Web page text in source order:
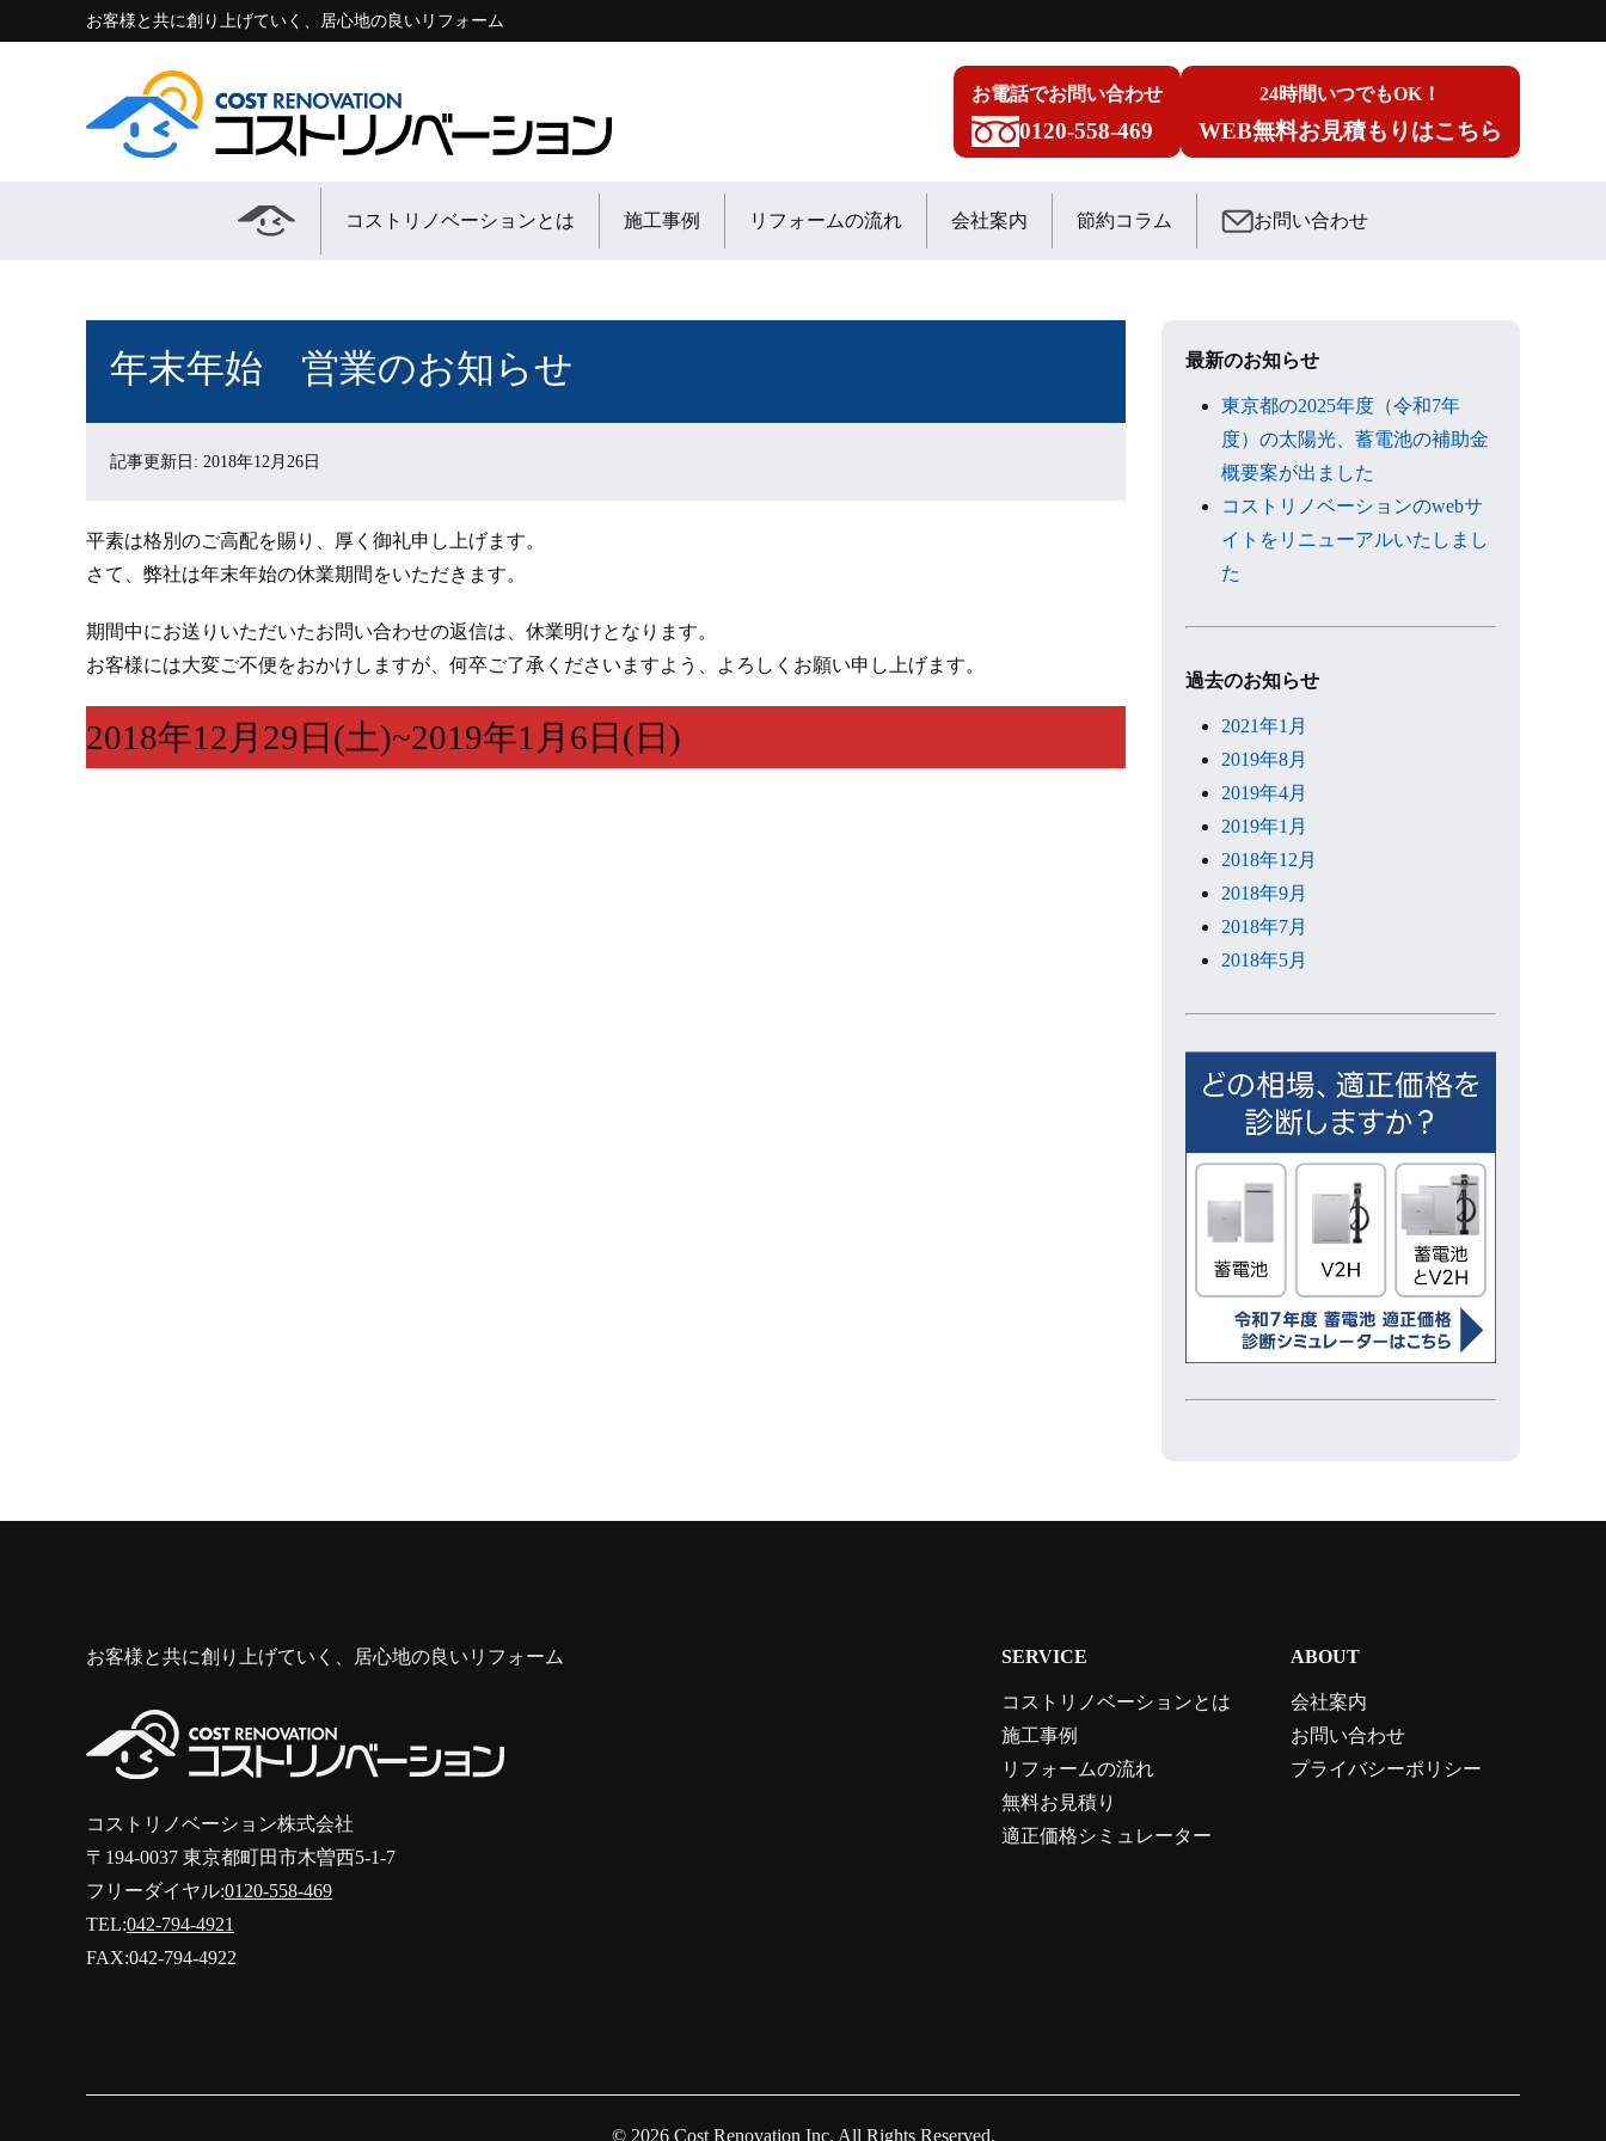
お客様と共に創り上げていく、居心地の良いリフォーム
お電話でお問い合わせ
0120-558-469
24時間いつでもOK！
WEB無料お見積もりはこちら
コストリノベーションとは 施工事例 リフォームの流れ 会社案内 節約コラム お問い合わせ
年末年始 営業のお知らせ
記事更新日: 2018年12月26日
平素は格別のご高配を賜り、厚く御礼申し上げます。
さて、弊社は年末年始の休業期間をいただきます。
期間中にお送りいただいたお問い合わせの返信は、休業明けとなります。
お客様には大変ご不便をおかけしますが、何卒ご了承くださいますよう、よろしくお願い申し上げます。
2018年12月29日(土)~2019年1月6日(日)
最新のお知らせ
東京都の2025年度（令和7年
度）の太陽光、蓄電池の補助金
概要案が出ました
コストリノベーションのwebサ
イトをリニューアルいたしまし
た
過去のお知らせ
2021年1月
2019年8月
2019年4月
2019年1月
2018年12月
2018年9月
2018年7月
2018年5月
お客様と共に創り上げていく、居心地の良いリフォーム
コストリノベーション株式会社
〒194-0037 東京都町田市木曽西5-1-7
フリーダイヤル:0120-558-469
TEL:042-794-4921
FAX:042-794-4922
SERVICE
コストリノベーションとは
施工事例
リフォームの流れ
無料お見積り
適正価格シミュレーター
ABOUT
会社案内
お問い合わせ
プライバシーポリシー
© 2026 Cost Renovation Inc. All Rights Reserved.